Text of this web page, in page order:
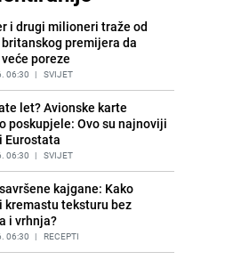
su vam se mravi u kući? Bez
su najbolji načini da ih se
| ŽIVOT I STIL
travnjak stadiona
nakon tri koncerta Dine
| FOTO
makedonskog
Stari recept za kremast i
| RECEPTI
i drugi milioneri traže od
premijera da
poreze
06:30 | SVIJET
let? Avionske karte
poskupjele: Ovo su najnoviji
Eurostata
06:30 | SVIJET
kajgane: Kako
kremastu teksturu bez
i vrhnja?
06:30 | RECEPTI